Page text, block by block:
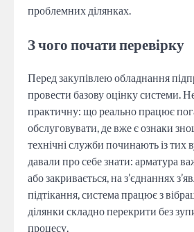
проблемних ділянках.
З чого почати перевірку
Перед закупівлею обладнання
провести базову оцінку системи.
практичну: що реально працює
обслуговувати, де вже є ознаки
технічні служби починають із тих
давали про себе знати: арматура
або закривається, на з’єднаннях
підтікання, система працює з
ділянки складно перекрити без
процесу.